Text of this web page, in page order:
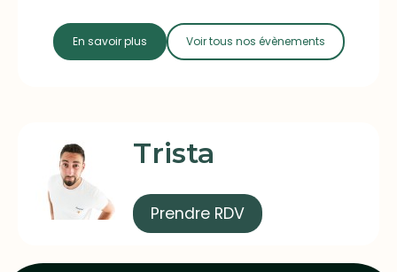
En savoir plus Voir tous nos évènements
Trista
Prendre RDV